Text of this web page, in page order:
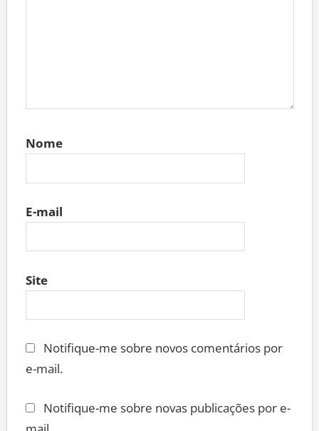
Nome
E-mail
Site
Notifique-me sobre novos comentários por
e-mail.
Notifique-me sobre novas publicações por e-